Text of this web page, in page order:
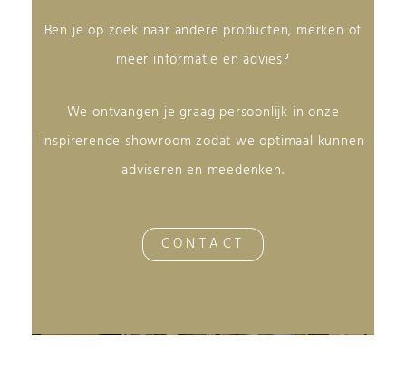
Ben je op zoek naar andere producten, merken of
meer informatie en advies?
We ontvangen je graag persoonlijk in onze
inspirerende showroom zodat we optimaal kunnen
adviseren en meedenken.
CONTACT